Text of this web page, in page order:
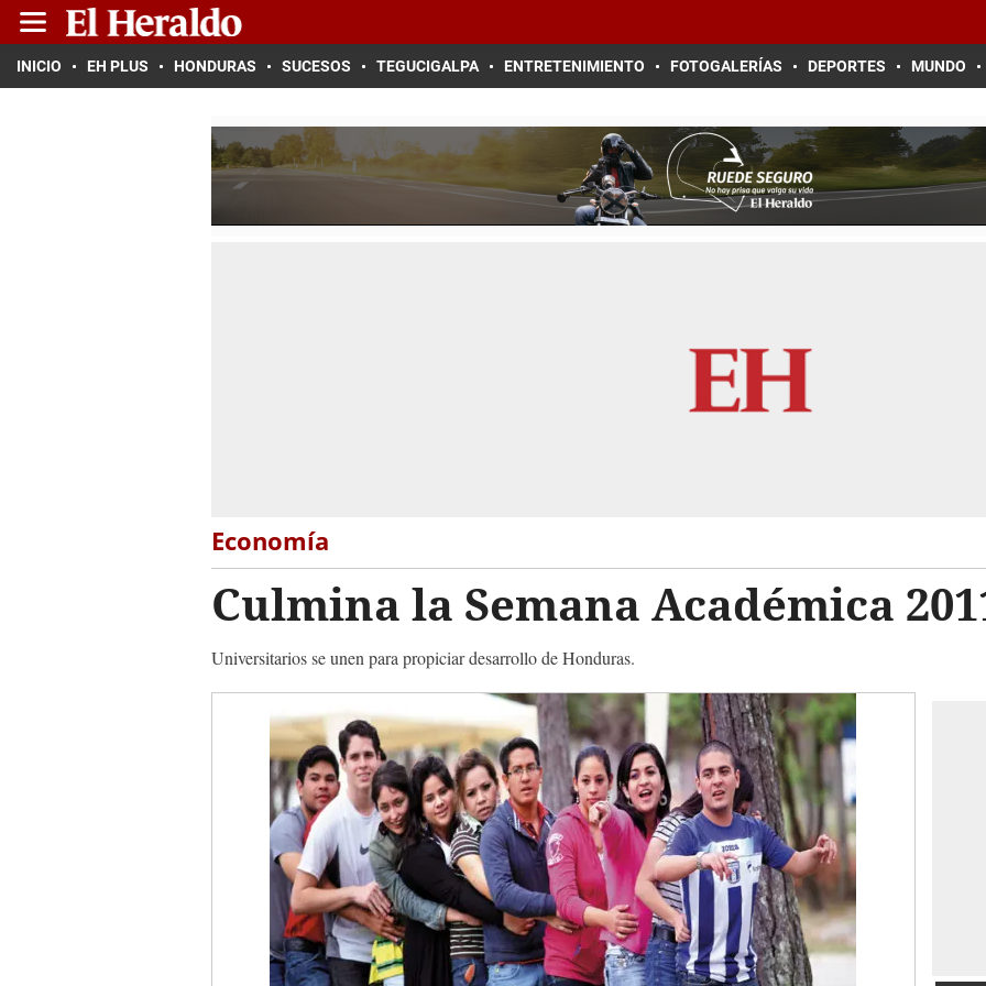
INICIO EH PLUS HONDURAS SUCESOS TEGUCIGALPA ENTRETENIMIENTO FOTOGALERÍAS DEPORTES MUNDO
Economía
Culmina la Semana Académica
Universitarios se unen para propiciar desarrollo de Honduras.